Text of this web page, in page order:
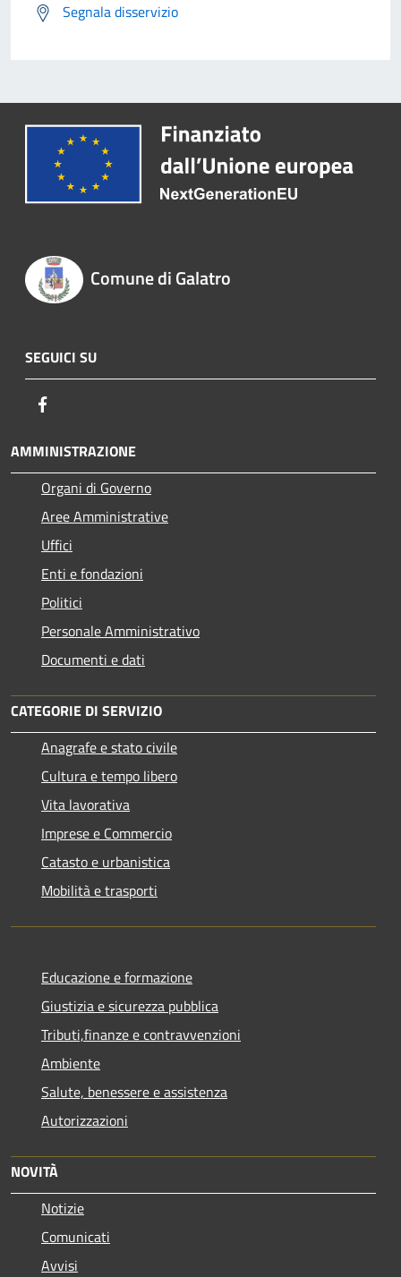
Segnala disservizio
Comune di Galatro
SEGUICI SU
AMMINISTRAZIONE
Organi di Governo
Aree Amministrative
Uffici
Enti e fondazioni
Politici
Personale Amministrativo
Documenti e dati
CATEGORIE DI SERVIZIO
Anagrafe e stato civile
Cultura e tempo libero
Vita lavorativa
Imprese e Commercio
Catasto e urbanistica
Mobilità e trasporti
Educazione e formazione
Giustizia e sicurezza pubblica
Tributi,finanze e contravvenzioni
Ambiente
Salute, benessere e assistenza
Autorizzazioni
NOVITÀ
Notizie
Comunicati
Avvisi